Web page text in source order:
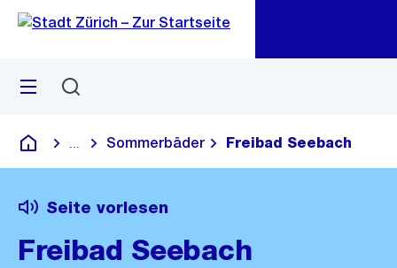
Navigation
Sprunglink
Menü
Deutsch
Blende alle Breadcrumbs ein
Sommerbäder Freibad Seebach
Seite vorlesen
Freibad Seebach